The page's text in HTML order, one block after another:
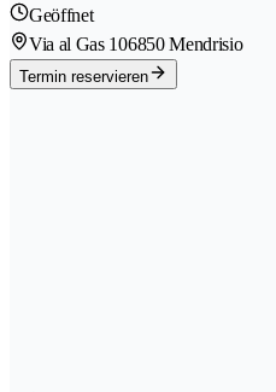
Geöffnet
Via al Gas 106850 Mendrisio
Termin reservieren